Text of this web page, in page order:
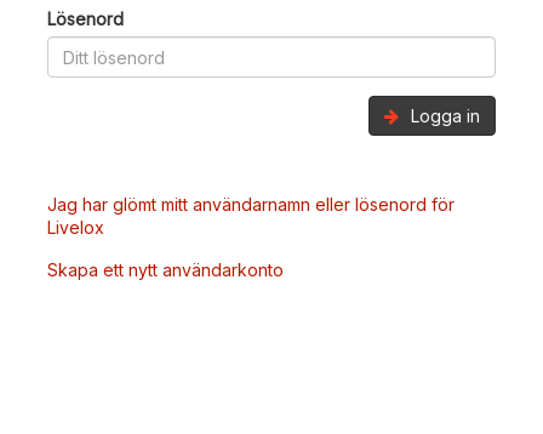
Lösenord
Logga in
Jag har glömt mitt användarnamn eller lösenord för
Livelox
Skapa ett nytt användarkonto